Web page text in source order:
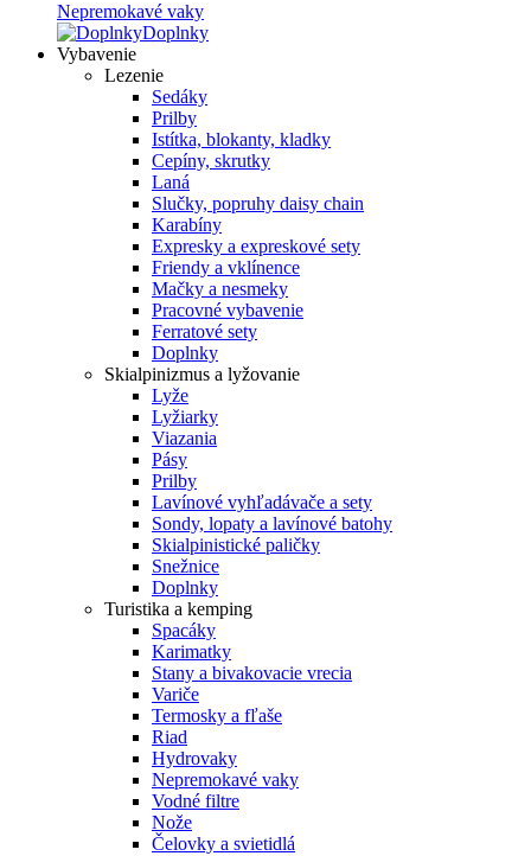
Nepremokavé vaky
Doplnky
Vybavenie
Lezenie
Sedáky
Prilby
Istítka, blokanty, kladky
Cepíny, skrutky
Laná
Slučky, popruhy daisy chain
Karabíny
Expresky a expreskové sety
Friendy a vklínence
Mačky a nesmeky
Pracovné vybavenie
Ferratové sety
Doplnky
Skialpinizmus a lyžovanie
Lyže
Lyžiarky
Viazania
Pásy
Prilby
Lavínové vyhľadávače a sety
Sondy, lopaty a lavínové batohy
Skialpinistické paličky
Snežnice
Doplnky
Turistika a kemping
Spacáky
Karimatky
Stany a bivakovacie vrecia
Variče
Termosky a fľaše
Riad
Hydrovaky
Nepremokavé vaky
Vodné filtre
Nože
Čelovky a svietidlá